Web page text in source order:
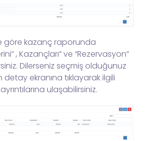
göre kazanç raporunda
, Kazançları” ve “Rezervasyon”
Dilerseniz seçmiş olduğunuz
ekranına tıklayarak ilgili
ulaşabilirsiniz.